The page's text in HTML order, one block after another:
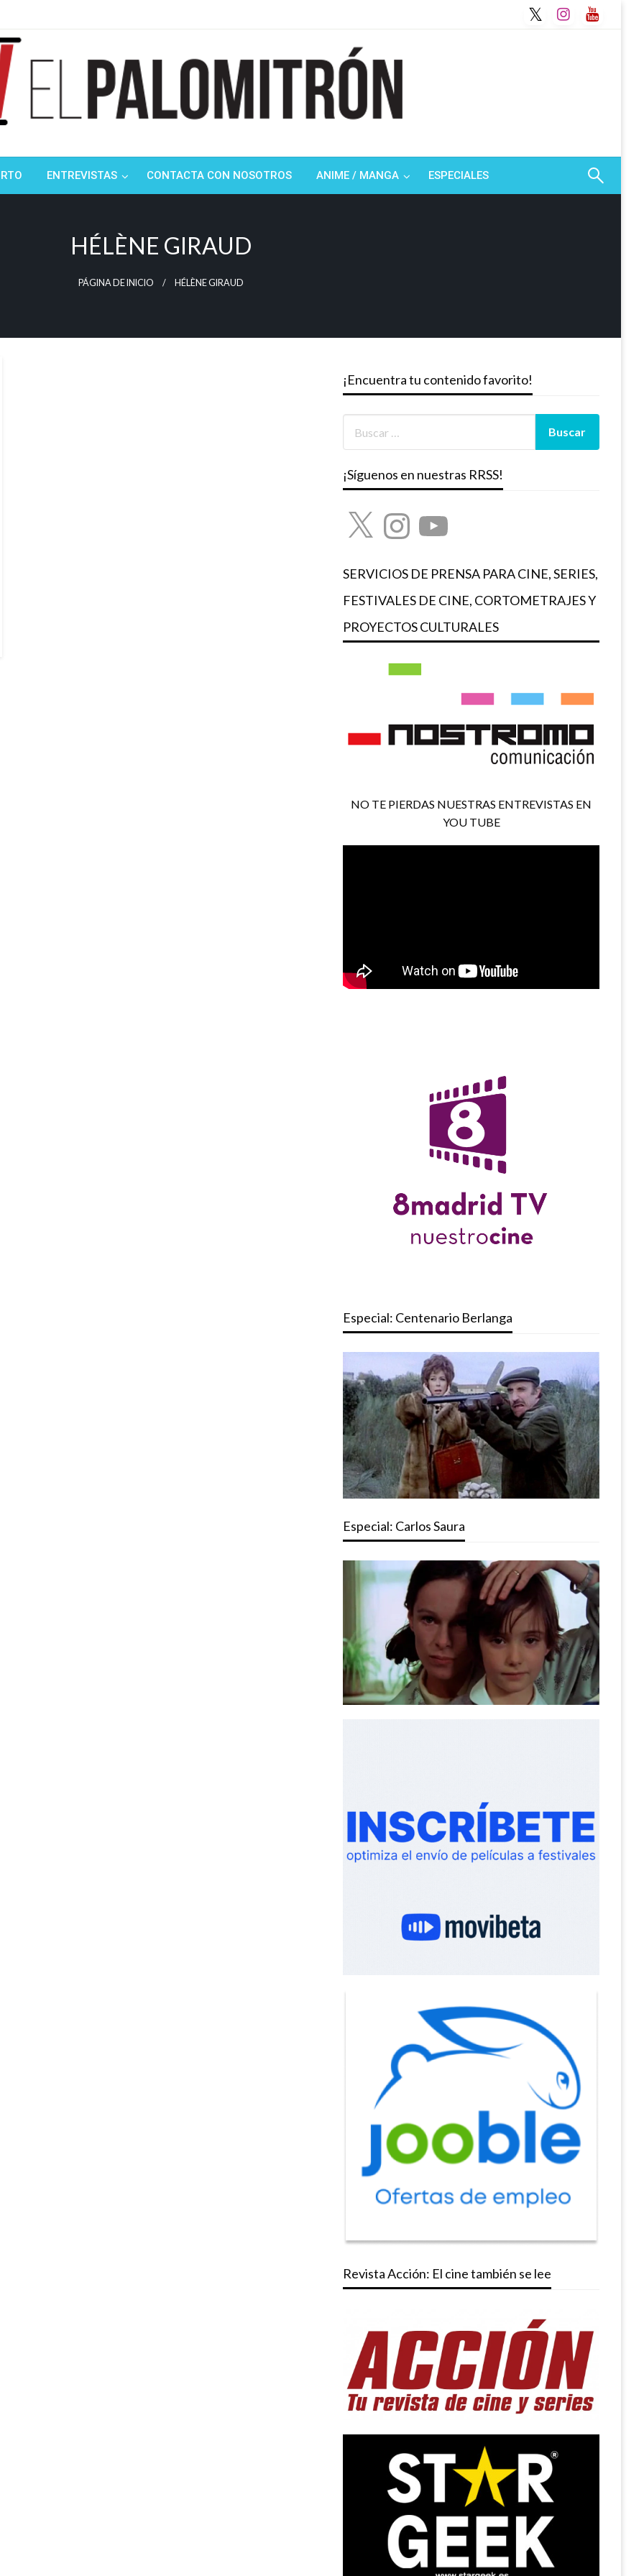
ENTREVISTAS CONTACTA CON NOSOTROS ANIME / MANGA ESPECIALES
HÉLÈNE GIRAUD
PÁGINA DE INICIO HÉLÈNE GIRAUD
¡Encuentra tu contenido favorito!
¡Síguenos en nuestras RRSS!
X InstagramYouTube
SERVICIOS DE PRENSA PARA CINE, SERIES,
FESTIVALES DE CINE, CORTOMETRAJES Y
PROYECTOS CULTURALES
NO TE PIERDAS NUESTRAS ENTREVISTAS EN
YOU TUBE
Especial: Centenario Berlanga
Especial: Carlos Saura
Revista Acción: El cine también se lee